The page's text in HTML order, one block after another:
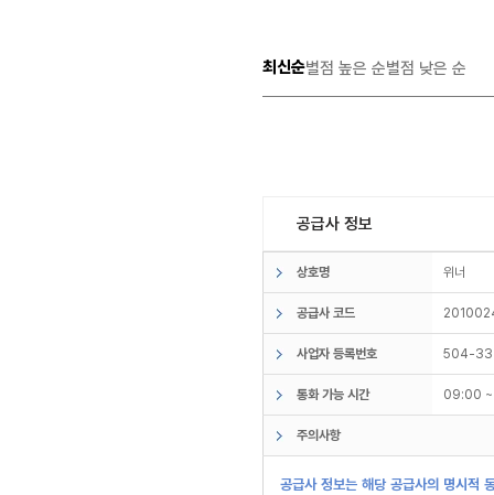
최신순별점 높은 순별점 낮은 순
공급사 정보
상호명 위너
공급사 코드
사업자 등록번호 504-
통화 가능 시간 09:00
주의사항
공급사 정보는 해당 공급사의 명시적